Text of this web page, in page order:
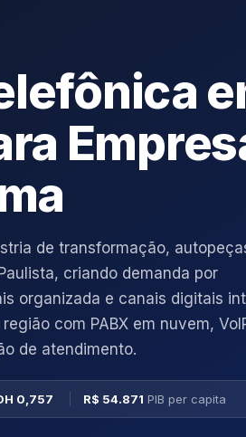
de transformação,
criando demanda por
organizada e canais digitais
com PABX em nuvem,
de atendimento.
0,757 R$ 54.871 PIB per capita